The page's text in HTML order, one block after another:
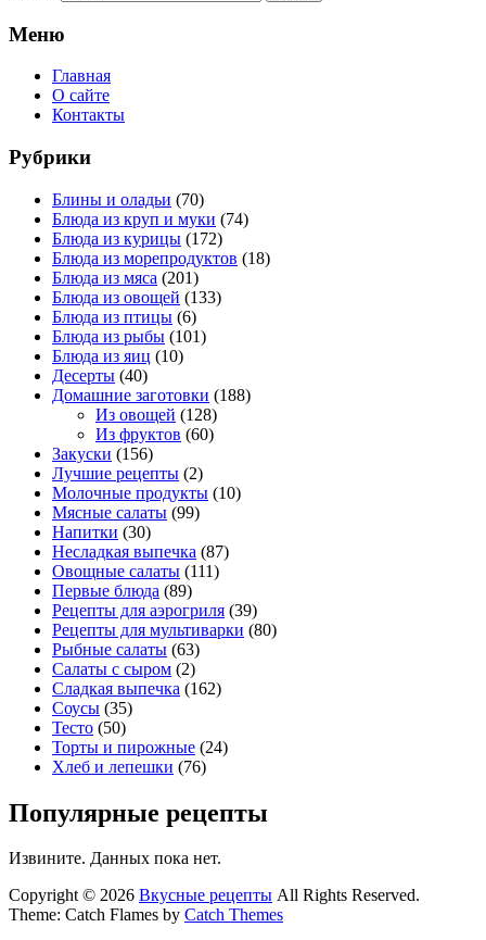
Меню
Главная
О сайте
Контакты
Рубрики
Блины и оладьи (70)
Блюда из круп и муки (74)
Блюда из курицы (172)
Блюда из морепродуктов (18)
Блюда из мяса (201)
Блюда из овощей (133)
Блюда из птицы (6)
Блюда из рыбы (101)
Блюда из яиц (10)
Десерты (40)
Домашние заготовки (188)
Из овощей (128)
Из фруктов (60)
Закуски (156)
Лучшие рецепты (2)
Молочные продукты (10)
Мясные салаты (99)
Напитки (30)
Несладкая выпечка (87)
Овощные салаты (111)
Первые блюда (89)
Рецепты для аэрогриля (39)
Рецепты для мультиварки (80)
Рыбные салаты (63)
Салаты с сыром (2)
Сладкая выпечка (162)
Соусы (35)
Тесто (50)
Торты и пирожные (24)
Хлеб и лепешки (76)
Популярные рецепты
Извините. Данных пока нет.
Copyright © 2026 Вкусные рецепты All Rights Reserved.
Theme: Catch Flames by Catch Themes